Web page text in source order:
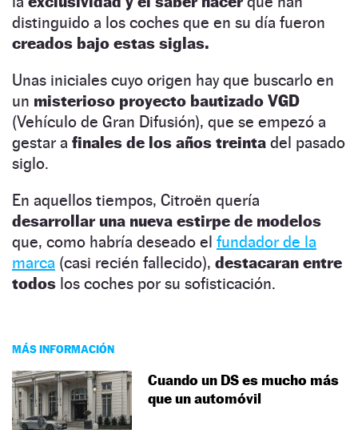
distinguido a los coches que en su día fueron
creados bajo estas siglas.
Unas iniciales cuyo origen hay que buscarlo en
un misterioso proyecto bautizado VGD
(Vehículo de Gran Difusión), que se empezó a
gestar a finales de los años treinta del pasado
siglo.
En aquellos tiempos, Citroën quería
desarrollar una nueva estirpe de modelos
que, como habría deseado el fundador de la
marca (casi recién fallecido), destacaran entre
todos los coches por su sofisticación.
MÁS INFORMACIÓN
Cuando un DS es mucho más
que un automóvil